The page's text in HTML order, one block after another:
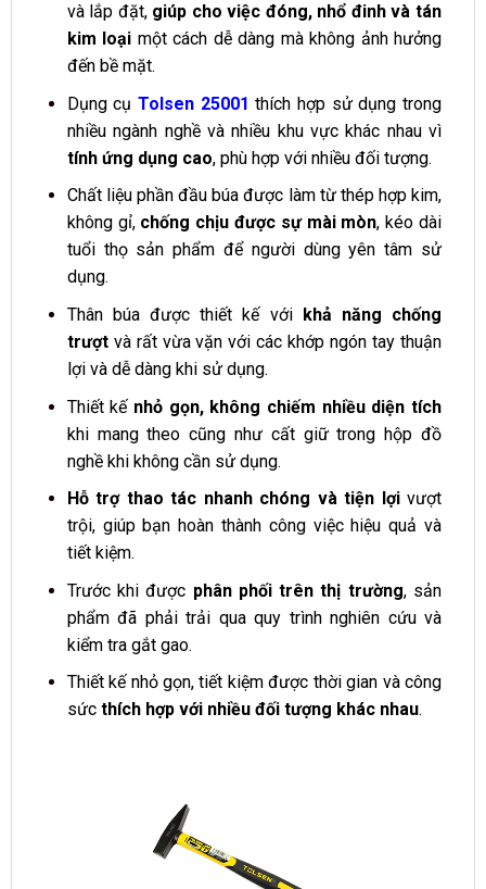
và lắp đặt, giúp cho việc đóng, nhổ đinh và tán
kim loại một cách dễ dàng mà không ảnh hưởng
đến bề mặt.
Dụng cụTolsen 25001 thích hợp sử dụng trong
nhiều ngành nghề và nhiều khu vực khác nhau vì
tính ứng dụng cao, phù hợp với nhiều đối tượng.
Chất liệu phần đầu búa được làm từ thép hợp kim,
không gỉ, chống chịu được sự mài mòn, kéo dài
tuổi thọ sản phẩm để người dùng yên tâm sử
dụng.
Thân búa được thiết kế với khả năng chống
trượtvà rất vừa vặn với các khớp ngón tay thuận
lợi và dễ dàng khi sử dụng.
Thiết kế nhỏ gọn, không chiếm nhiều diện tích
khi mang theo cũng như cất giữ trong hộp đồ
nghề khi không cần sử dụng.
Hỗ trợ thao tác nhanh chóng và tiện lợivượt
trội, giúp bạn hoàn thành công việc hiệu quả và
tiết kiệm.
Trước khi được phân phối trên thị trường, sản
phẩm đã phải trải qua quy trình nghiên cứu và
kiểm tra gắt gao.
Thiết kế nhỏ gọn, tiết kiệm được thời gian và công
sức thích hợp với nhiều đối tượng khác nhau.